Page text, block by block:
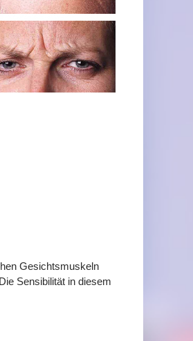
Gesichtsmuskeln
Sensibilität in diesem